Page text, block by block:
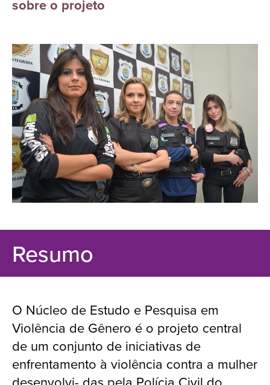
sobre o projeto
Resumo
O Núcleo de Estudo e Pesquisa em
Violência de Gênero é o projeto central
de um conjunto de iniciativas de
enfrentamento à violência contra a mulher